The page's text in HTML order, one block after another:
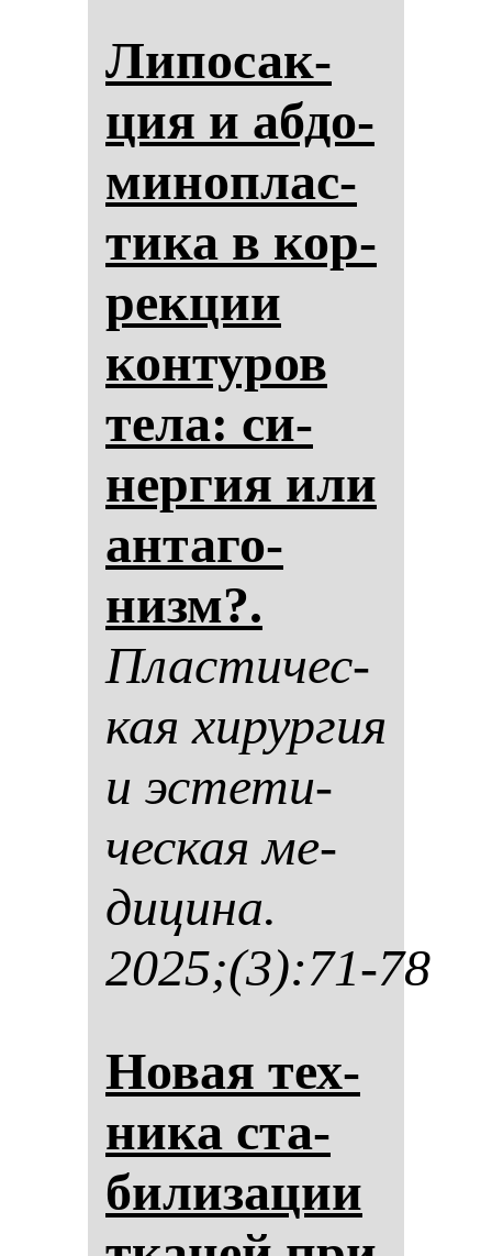
Ли­по­сак­
ция и аб­до­
ми­ноп­лас­
ти­ка в кор­
рек­ции
кон­ту­ров
те­ла: си­
нер­гия или
ан­та­го­
низм?.
Плас­ти­чес­
кая хи­рур­гия
и эс­те­ти­
чес­кая ме­
ди­ци­на.
2025;(3):71-78
Но­вая тех­
ни­ка ста­
би­ли­за­ции